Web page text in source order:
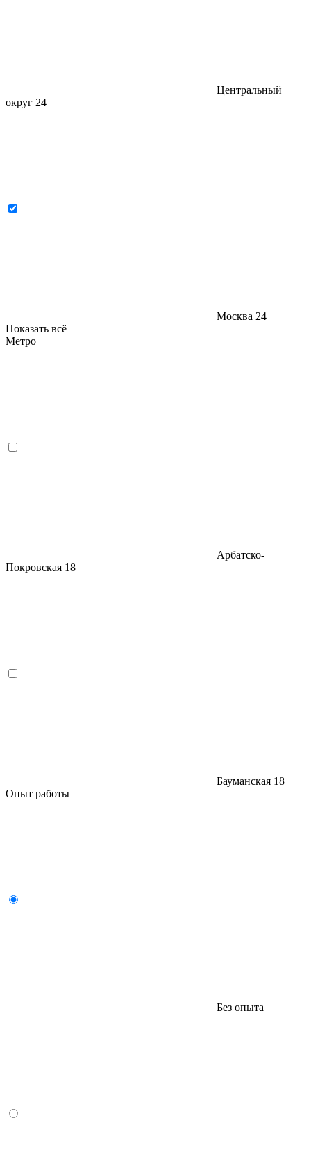
Центральный
округ 24
Москва 24
Показать всё
Метро
Арбатско-
Покровская 18
Бауманская 18
Опыт работы
Без опыта